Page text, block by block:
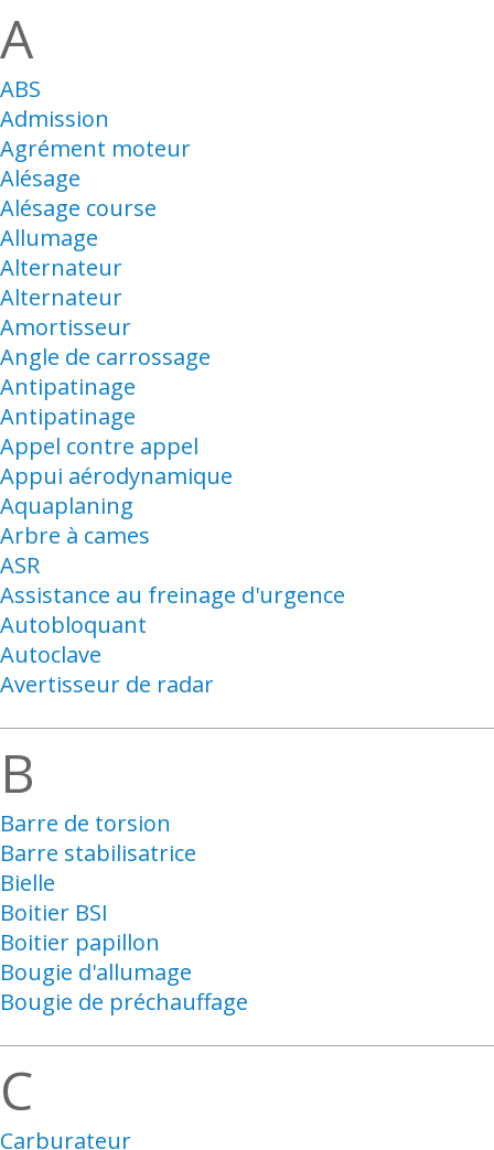
A
ABS
Admission
Agrément moteur
Alésage
Alésage course
Allumage
Alternateur
Alternateur
Amortisseur
Angle de carrossage
Antipatinage
Antipatinage
Appel contre appel
Appui aérodynamique
Aquaplaning
Arbre à cames
ASR
Assistance au freinage d'urgence
Autobloquant
Autoclave
Avertisseur de radar
B
Barre de torsion
Barre stabilisatrice
Bielle
Boitier BSI
Boitier papillon
Bougie d'allumage
Bougie de préchauffage
C
Carburateur